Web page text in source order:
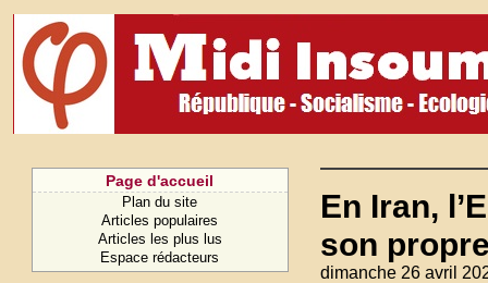
Page d'accueil
Plan du site
Articles populaires
Articles les plus lus
Espace rédacteurs
En Iran,
son
dimanche 26 avril